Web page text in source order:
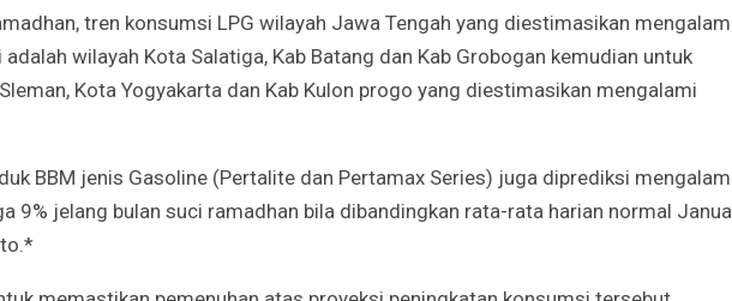
tren konsumsi LPG wilayah Jawa Tengah yang diestimasikan
wilayah Kota Salatiga, Kab Batang dan Kab Grobogan kemudian untuk
Kota Yogyakarta dan Kab Kulon progo yang diestimasikan mengalami
BBM jenis Gasoline (Pertalite dan Pertamax Series) juga diprediksi
9% jelang bulan suci ramadhan bila dibandingkan rata-rata harian normal